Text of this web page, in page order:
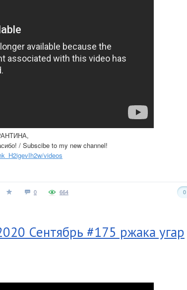
/ Subscibe to my new channel!
videos
0 0
664
Сентябрь #175 ржака угар